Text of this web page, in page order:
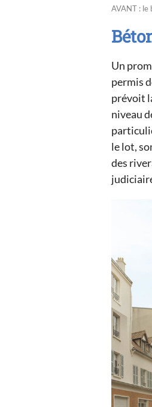
AVANT : le
Un
permis
prévoit
niveau
le lot,
des